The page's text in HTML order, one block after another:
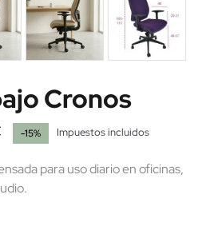
Cronos
-15% Impuestos incluidos
para uso diario en oficinas,